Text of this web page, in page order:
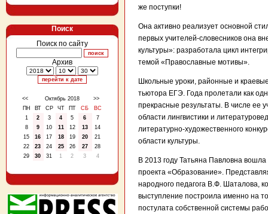
Поиск
Поиск по сайту
Архив
<< Октябрь 2018
>>
ПН
ВТ СР ЧТ ПТ СБ
ВС
1
2 3 4 5 6
7
8
9 10 11 12 13
14
15
16 17 18 19 20
21
22
23 24 25 26 27
28
29
30 31 1 2 3 4
же поступки!
Она активно реализует основной
первых учителей-словесников она
культуры»: разработала цикл
темой «Православные мотивы».
Школьные уроки, районные и
тьютора ЕГЭ. Года пролетали как
прекрасные результаты. В числе ее
области лингвистики и
литературно-художественного
области культуры.
В 2013 году Татьяна Павловна
проекта «Образование».
народного педагога В.Ф. Шаталова,
выступление построила именно на
постулата собственной системы